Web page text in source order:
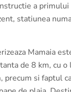
a
statiunea
Mamaia
de 8 km, cu o
precum si faptul